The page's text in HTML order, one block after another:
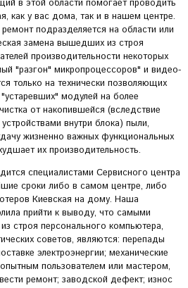
в этой области помогает проводить
как у вас дома, так и в нашем центре.
подразделяется на области или
замена вышедших из строя
производительности некоторых
"разгон" микропроцессоров" и видео-
только на технически позволяющих
модулей на более
от накопившейся (вследствие
внутри блока) пыли,
жизненно важных функциональных
их производительность.
специалистами Сервисного центра
сроки либо в самом центре, либо
Киевская на дому. Наша
прийти к выводу, что самыми
строя персонального компьютера,
советов, являются: перепады
электроэнергии; механические
пользователем или мастером,
ремонт; заводской дефект; износ